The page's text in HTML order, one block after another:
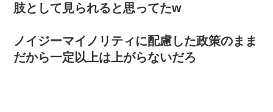
肢として見られると思ってたw
ノイジーマイノリティに配慮した政策のまま
だから一定以上は上がらないだろ